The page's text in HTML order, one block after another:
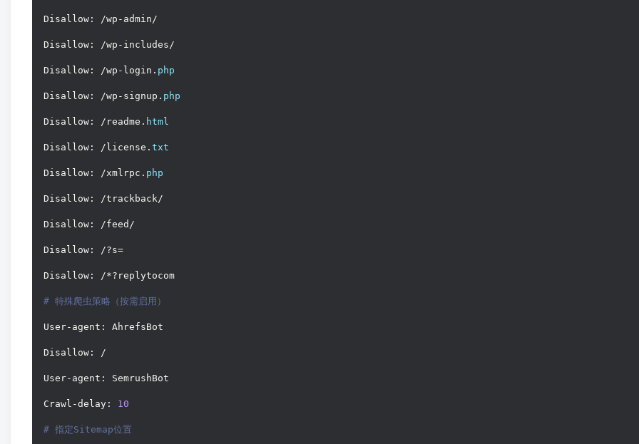
Disallow: /wp-admin/
Disallow: /wp-includes/
Disallow: /wp-login. php
Disallow: /wp-signup. php
Disallow: /readme. html
Disallow: /license. txt
Disallow: /xmlrpc. php
Disallow: /trackback/
Disallow: /feed/
Disallow: /?s=
Disallow: /*?replytocom
# 特殊爬虫策略（按需启用）
User-agent: AhrefsBot
Disallow: /
User-agent: SemrushBot
Crawl-delay: 10
# 指定Sitemap位置